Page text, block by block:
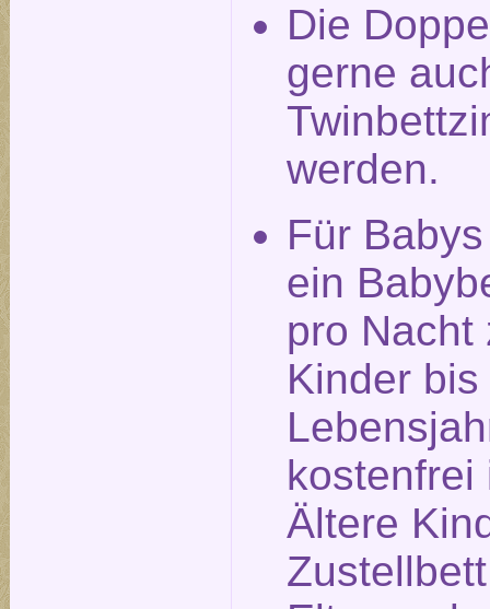
Die
gerne
werden.
Für
ein
pro Nacht
Kinder
kostenfrei
Ältere